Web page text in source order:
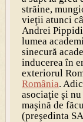
străine,
vieţii atunci
Andrei
lumea
sinecură
inducerea în
exteriorul
România.
asociaţie şi
maşină de
(preşedinta